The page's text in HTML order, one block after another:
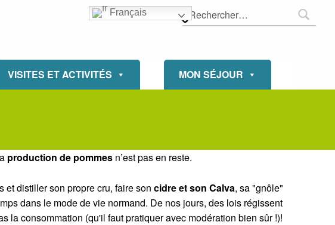
VISITES ET ACTIVITÉS MON SÉJOUR
#IsignyOmaha
production de pommesn’est pas en reste.
et distiller son propre cru, faire son cidre et son Calva, sa "gnôle"
dans le mode de vie normand. De nos jours, des lois régissent
la consommation (qu'il faut pratiquer avec modération bien sûr !)!
Français